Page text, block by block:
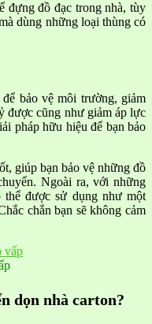
đựng đồ đạc trong nhà, tùy
dùng những loại thùng có
bảo vệ môi trường, giảm
được cũng như giảm áp lực
pháp hữu hiệu để bạn bảo
giúp bạn bảo vệ những đồ
Ngoài ra, với những
thể được sử dụng như một
chắn bạn sẽ không cảm
dọn nhà carton?